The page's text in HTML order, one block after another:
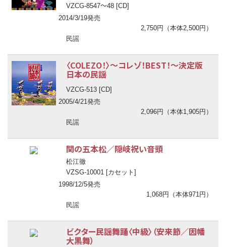
VZCG-8547〜48 [CD]
2014/3/19発売
2,750円（本体2,500円）
民謡
〈COLEZO！〉〜コレゾ！BEST！〜決定版
日本の民謡
VZCG-513 [CD]
2005/4/21発売
2,096円（本体1,905円）
民謡
関の五本松／隠岐祝い音頭
松江徹
VZSG-10001 [カセット]
1998/12/5発売
1,068円（本体971円）
民謡
ビクター民謡舞踊〈中級〉（安来節／因幡
大黒舞）